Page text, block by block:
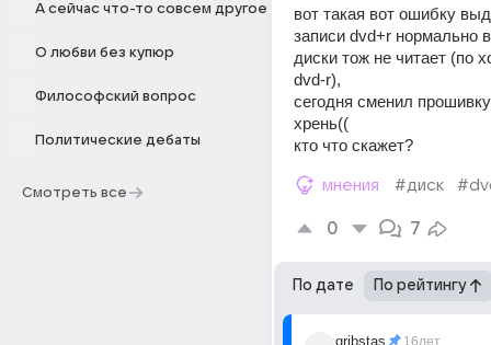
А сейчас что-то совсем другое
О любви без купюр
Философский вопрос
Политические дебаты
Смотреть все
вот такая вот ошибку
записи dvd+r нормально
диски тож не читает (по
dvd-r),
сегодня сменил
хрень((
кто что скажет?
мнения #диск
0 7
По дате По рейтингу
gribstas 16лет